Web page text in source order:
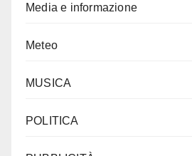
Media e informazione
Meteo
MUSICA
POLITICA